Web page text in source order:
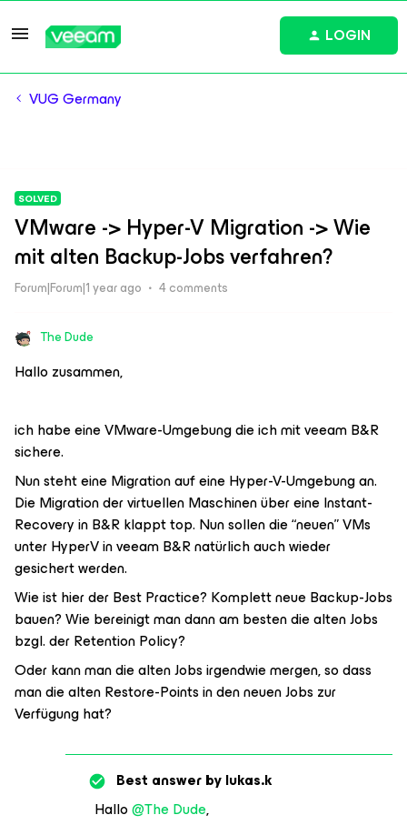
LOGIN
VUG Germany
SOLVED
VMware -> Hyper-V Migration -> Wie
mit alten Backup-Jobs verfahren?
Forum|Forum|1 year ago 4 comments
The Dude
Hallo zusammen,
ich habe eine VMware-Umgebung die ich mit veeam B&R
sichere.
Nun steht eine Migration auf eine Hyper-V-Umgebung an.
Die Migration der virtuellen Maschinen über eine Instant-
Recovery in B&R klappt top. Nun sollen die “neuen” VMs
unter HyperV in veeam B&R natürlich auch wieder
gesichert werden.
Wie ist hier der Best Practice? Komplett neue Backup-Jobs
bauen? Wie bereinigt man dann am besten die alten Jobs
bzgl. der Retention Policy?
Oder kann man die alten Jobs irgendwie mergen, so dass
man die alten Restore-Points in den neuen Jobs zur
Verfügung hat?
Best answer bylukas.k
Hallo ​@The Dude,